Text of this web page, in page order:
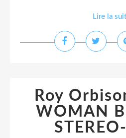
Lire la
Roy
WOMAN